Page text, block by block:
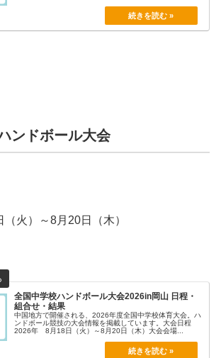
ンドボール大会
火）～8月20日（木）
全国中学校ハンドボール大会2026in岡山 日程・
組合せ・結果
中国地方で開催される、2026年度全国中学校体育大会。ハ
ンドボール競技の大会情報を掲載しています。大会日程
2026年 8月18日（火）～8月20日（木）大会会場...